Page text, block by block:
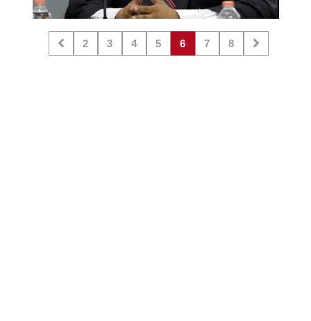
2 3 4 5 6 7 8